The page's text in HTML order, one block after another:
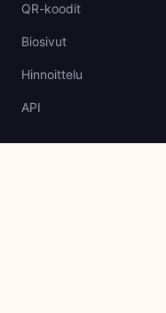
QR-koodit
Biosivut
Hinnoittelu
API